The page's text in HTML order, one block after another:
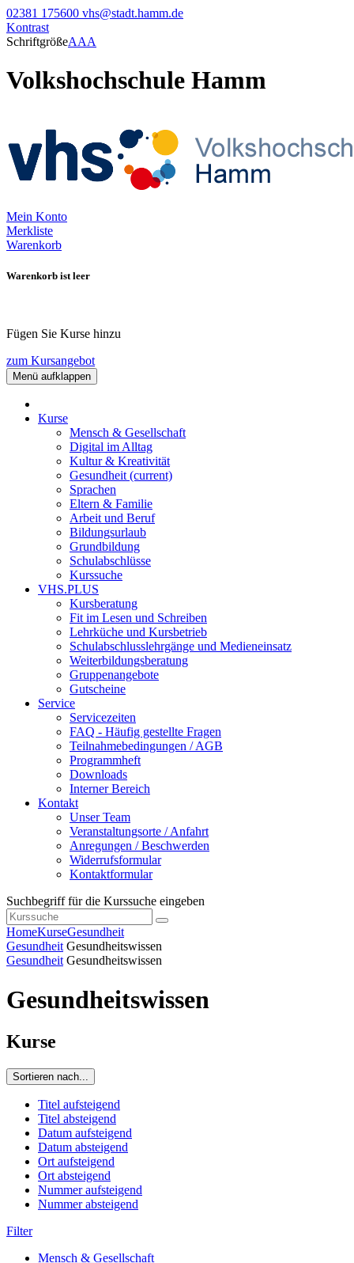
02381 175600 vhs@stadt.hamm.de
Kontrast
SchriftgrößeAAA
Volkshochschule Hamm
Mein Konto
Merkliste
Warenkorb
Warenkorb ist leer
Fügen Sie Kurse hinzu
zum Kursangebot
Menü aufklappen
Kurse
Mensch & Gesellschaft
Digital im Alltag
Kultur & Kreativität
Gesundheit (current)
Sprachen
Eltern & Familie
Arbeit und Beruf
Bildungsurlaub
Grundbildung
Schulabschlüsse
Kurssuche
VHS.PLUS
Kursberatung
Fit im Lesen und Schreiben
Lehrküche und Kursbetrieb
Schulabschlusslehrgänge und Medieneinsatz
Weiterbildungsberatung
Gruppenangebote
Gutscheine
Service
Servicezeiten
FAQ - Häufig gestellte Fragen
Teilnahmebedingungen / AGB
Programmheft
Downloads
Interner Bereich
Kontakt
Unser Team
Veranstaltungsorte / Anfahrt
Anregungen / Beschwerden
Widerrufsformular
Kontaktformular
Suchbegriff für die Kurssuche eingeben
HomeKurseGesundheit
Gesundheit Gesundheitswissen
Gesundheit Gesundheitswissen
Gesundheitswissen
Kurse
Sortieren nach...
Titel aufsteigend
Titel absteigend
Datum aufsteigend
Datum absteigend
Ort aufsteigend
Ort absteigend
Nummer aufsteigend
Nummer absteigend
Filter
Mensch & Gesellschaft